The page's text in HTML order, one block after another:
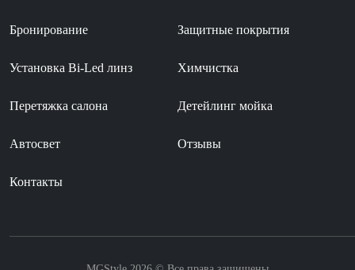
Бронирование Защитные покрытия
Установка Bi-Led линз Химчистка
Перетяжка салона Детейлинг мойка
Автосвет Отзывы
Контакты